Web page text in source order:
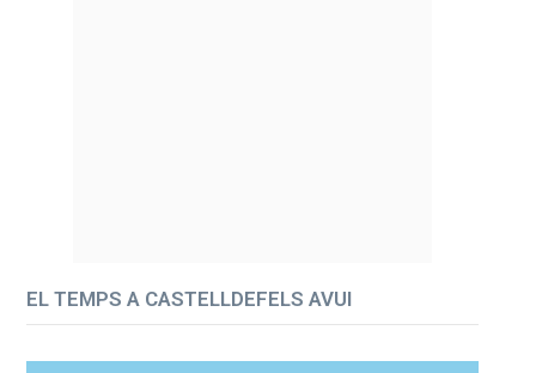
EL TEMPS A CASTELLDEFELS AVUI